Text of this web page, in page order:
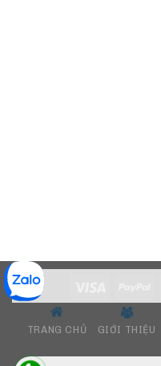
TRANG CHỦ GIỚI THIỆU